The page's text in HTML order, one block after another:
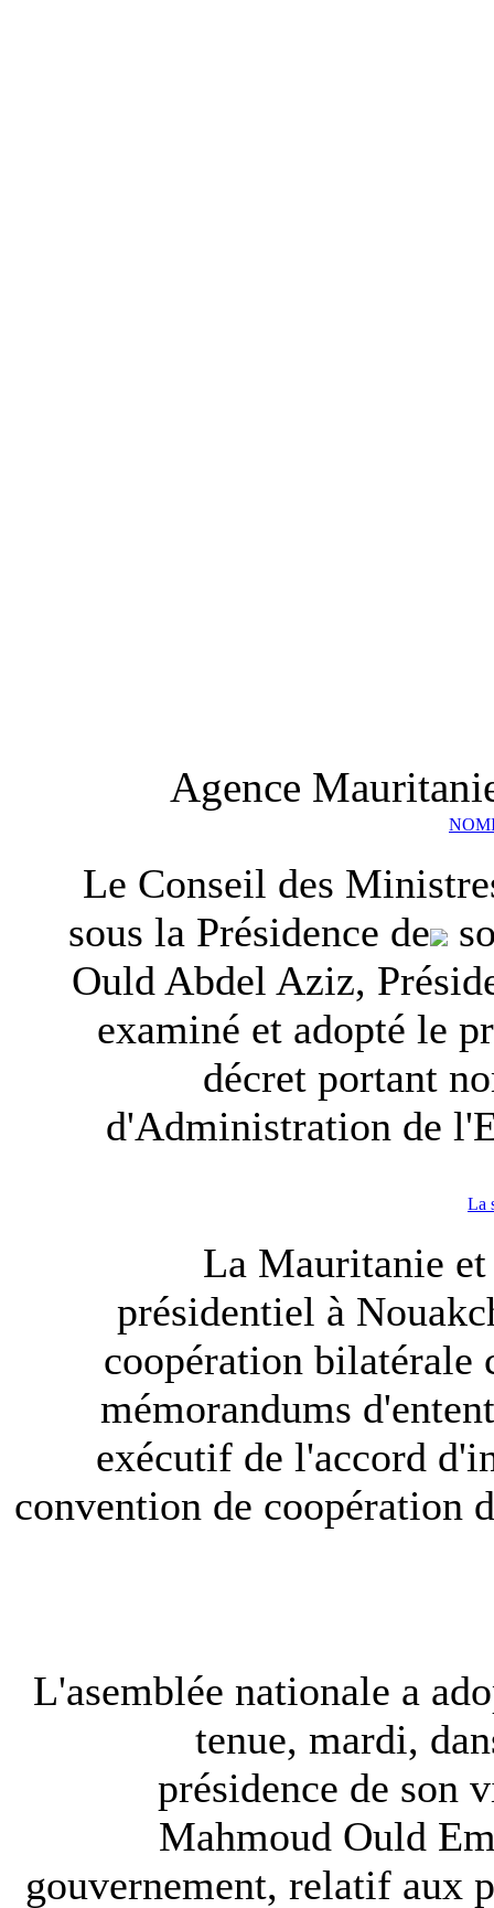
Agence
Le Conseil des
sous la Présidence de
Ould Abdel Aziz,
examiné et adopté le
décret portant
d'Administration de
La
La Mauritanie
présidentiel à
coopération bilatérale
mémorandums
exécutif de l'accord
convention de coopération
L'asemblée nationale a
tenue, mardi,
présidence de son
Mahmoud Ould
gouvernement, relatif aux